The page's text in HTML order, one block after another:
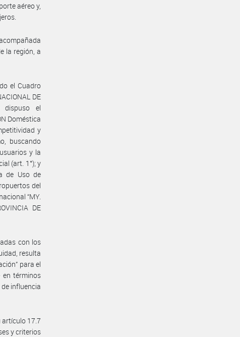
aéreo y,
la región, a
el Cuadro
DE
dispuso el
Doméstica
y
buscando
y la
(art. 1°); y
de Uso de
del
“MY.
DE
con los
resulta
para el
términos
influencia
artículo 17.7
y criterios